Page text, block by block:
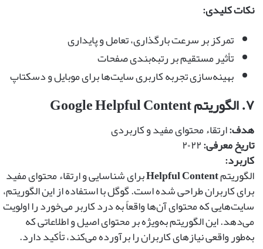
نکات کلیدی:
تمرکز بر سرعت بارگذاری، تعامل و پایداری
تأثیر مستقیم بر رتبه‌بندی صفحات
بهینه‌سازی تجربه کاربری سایت‌ها برای موبایل و دسکتاپ
۷. الگوریتم Google Helpful Content
هدف:ارتقاء محتوای مفید و کاربردی
تاریخ معرفی:
کاربرد:
الگوریتمHelpful Contentبرای شناسایی و ارتقاء محتوای مفید
برای کاربران طراحی شده است. گوگل با استفاده از این الگوریتم،
سایت‌هایی که محتوای آن‌ها واقعاً به درد کاربر می‌خورد را اولویت
می‌دهد. این الگوریتم به‌ویژه بر محتوای اصیل و اطلاعاتی که
به‌طور واقعی نیازهای کاربران را برآورده می‌کند، تأکید دارد.